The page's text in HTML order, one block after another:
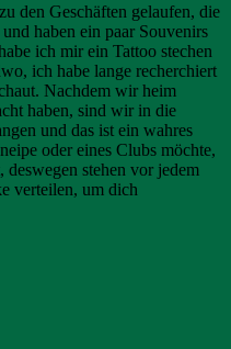
den Geschäften gelaufen, die
haben ein paar Souvenirs
ich mir ein Tattoo stechen
ich habe lange recherchiert
Nachdem wir heim
haben, sind wir in die
und das ist ein wahres
oder eines Clubs möchte,
stehen vor jedem
verteilen, um dich